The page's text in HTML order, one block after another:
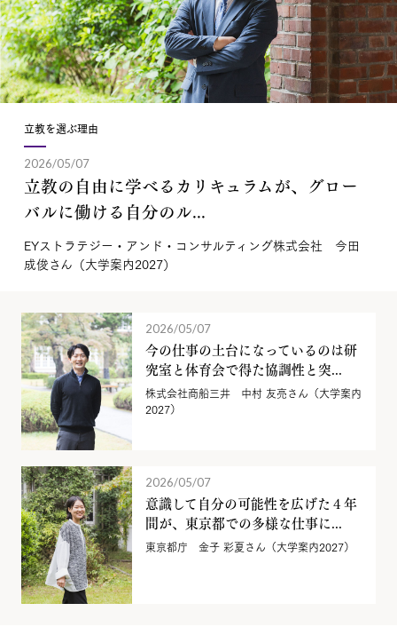
立教を選ぶ理由
2026/05/07
立教の自由に学べるカリキュラムが、グロー
バルに働ける自分のル...
EYストラテジー・アンド・コンサルティング株式会社 今田
成俊さん（大学案内2027）
2026/05/07
今の仕事の土台になっているのは研
究室と体育会で得た協調性と突...
株式会社商船三井 中村 友亮さん（大学案内
2027）
2026/05/07
意識して自分の可能性を広げた４年
間が、東京都での多様な仕事に...
東京都庁 金子 彩夏さん（大学案内2027）